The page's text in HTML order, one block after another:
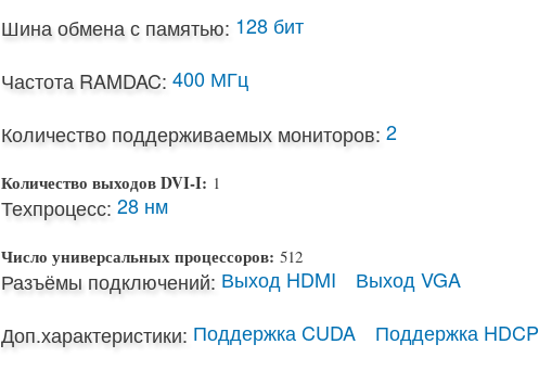
Шина обмена с памятью: 128 бит
Частота RAMDAC: 400 МГц
Количество поддерживаемых мониторов: 2
Количество выходов DVI-I: 1
Техпроцесс: 28 нм
Число универсальных процессоров: 512
Разъёмы подключений: Выход HDMI
Выход VGA
Доп.характеристики: Поддержка CUDA Поддержка HDCP